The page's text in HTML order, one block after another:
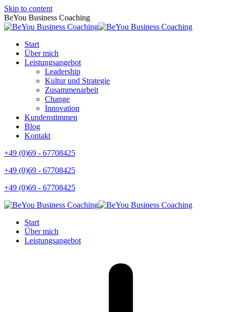
Skip to content
BeYou Business Coaching
Start
Über mich
Leistungsangebot
Leadership
Kultur und Strategie
Zusammenarbeit
Change
Innovation
Kundenstimmen
Blog
Kontakt
+49 (0)69 - 67708425
+49 (0)69 - 67708425
+49 (0)69 - 67708425
Start
Über mich
Leistungsangebot